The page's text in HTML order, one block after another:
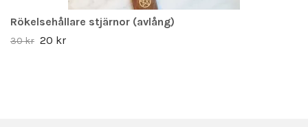
Rökelsehållare stjärnor (avlång)
30 kr 20 kr